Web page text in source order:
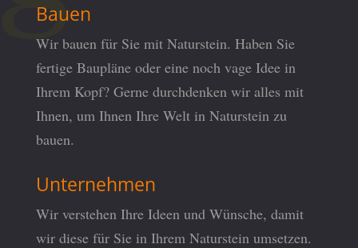
Bauen
Wir bauen für Sie mit Naturstein. Haben Sie
fertige Baupläne oder eine noch vage Idee in
Ihrem Kopf? Gerne durchdenken wir alles mit
Ihnen, um Ihnen Ihre Welt in Naturstein zu
bauen.
Unternehmen
Wir verstehen Ihre Ideen und Wünsche, damit
wir diese für Sie in Ihrem Naturstein umsetzen.